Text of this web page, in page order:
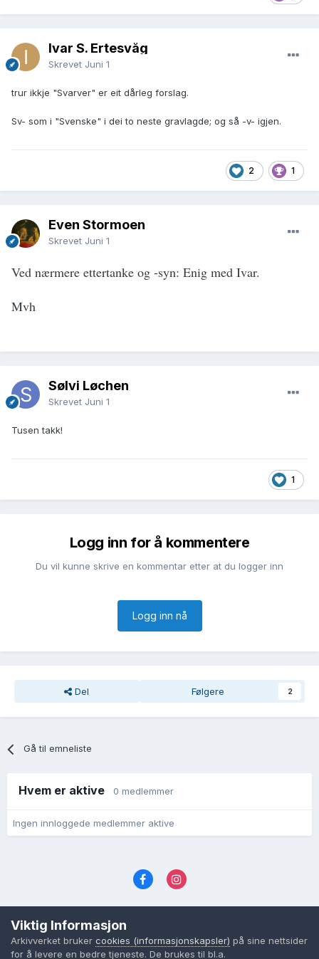
Ivar S. Ertesvåg
Skrevet Juni 1
trur ikkje "Svarver" er eit dårleg forslag.
Sv- som i "Svenske" i dei to neste gravlagde; og så -v- igjen.
2 1
Even Stormoen
Skrevet Juni 1
Ved nærmere ettertanke og -syn: Enig med Ivar.
Mvh
Sølvi Løchen
Skrevet Juni 1
Tusen takk!
1
Logg inn for å kommentere
Du vil kunne skrive en kommentar etter at du logger inn
Logg inn nå
Del Følgere 2
Gå til emneliste
Hvem er aktive 0 medlemmer
Ingen innloggede medlemmer aktive
Cookies (informasjonskapsler)
Powered by Invision Community
Viktig Informasjon
Arkivverket bruker cookies (informasjonskapsler) på sine nettsider
for å levere en bedre tjeneste. De brukes til bl.a.